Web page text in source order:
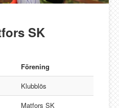
SK
Förening
Klubblös
Matfors SK